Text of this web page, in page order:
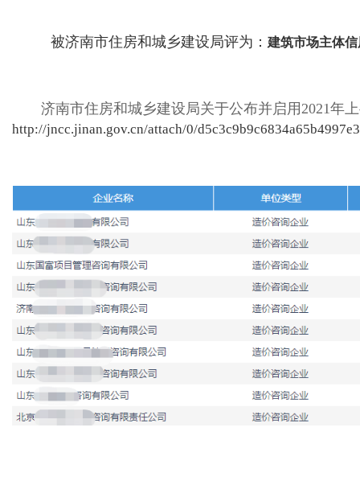
被济南市住房和城乡建设局评为： 建筑市场主体
济南市住房和城乡建设局关于公布并启用2021年
http://jncc.jinan.gov.cn/attach/0/